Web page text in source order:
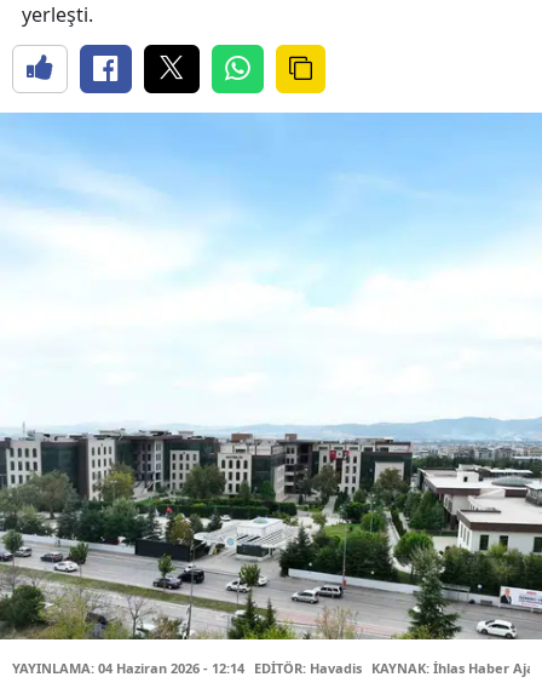
yerleşti.
YAYINLAMA: 04 Haziran 2026 - 12:14 EDİTÖR: Havadis KAYNAK: İhlas Haber